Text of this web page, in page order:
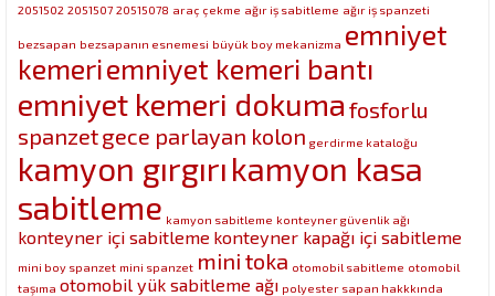
2051502 2051507 20515078 araç çekme ağır iş sabitleme ağır iş spanzeti
bezsapan bezsapanın esnemesi büyük boy mekanizma emniyet
kemeriemniyet kemeri bantı
emniyet kemeri dokuma fosforlu
spanzetgece parlayan kolon gerdirme kataloğu
kamyon gırgırı kamyon kasa
sabitleme kamyon sabitleme konteyner güvenlik ağı
konteyner içi sabitleme konteyner kapağı içi sabitleme
mini boy spanzet mini spanzet mini toka otomobil sabitleme otomobil
taşıma otomobil yük sabitleme ağı polyester sapan hakkkında